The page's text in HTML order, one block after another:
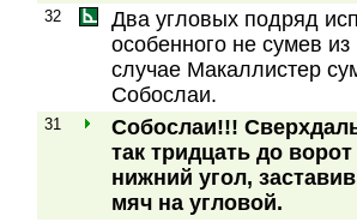
32
Два угловых подряд
особенного не сумев
случае Макаллистер
Собослаи.
31
Собослаи!!!
так тридцать до
нижний угол,
мяч на угловой.